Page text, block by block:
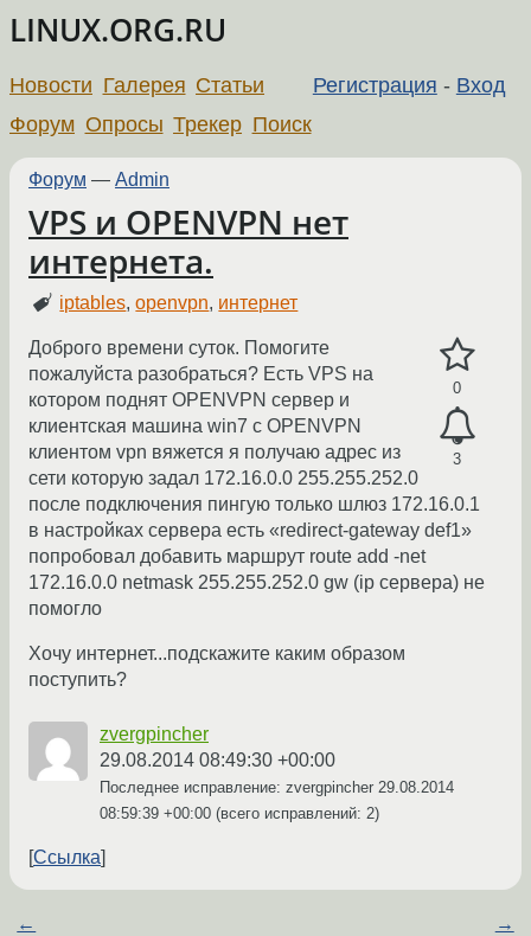
LINUX.ORG.RU
Регистрация - Вход
Новости Галерея Статьи
Форум Опросы Трекер Поиск
Форум — Admin
VPS и OPENVPN нет
интернета.
iptables,openvpn, интернет
0
3
Доброго времени суток. Помогите
пожалуйста разобраться? Есть VPS на
котором поднят OPENVPN сервер и
клиентская машина win7 c OPENVPN
клиентом vpn вяжется я получаю адрес из
сети которую задал 172.16.0.0 255.255.252.0
после подключения пингую только шлюз 172.16.0.1
в настройках сервера есть «redirect-gateway def1»
попробовал добавить маршрут route add -net
172.16.0.0 netmask 255.255.252.0 gw (ip сервера) не
помогло
Хочу интернет...подскажите каким образом
поступить?
zvergpincher
29.08.2014 08:49:30 +00:00
Последнее исправление: zvergpincher 29.08.2014
08:59:39 +00:00 (всего исправлений: 2)
Ссылка
← →